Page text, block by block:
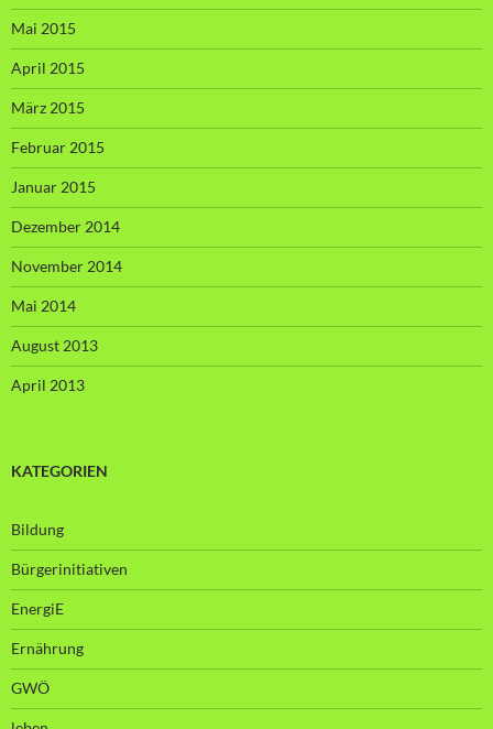
Mai 2015
April 2015
März 2015
Februar 2015
Januar 2015
Dezember 2014
November 2014
Mai 2014
August 2013
April 2013
KATEGORIEN
Bildung
Bürgerinitiativen
EnergiE
Ernährung
GWÖ